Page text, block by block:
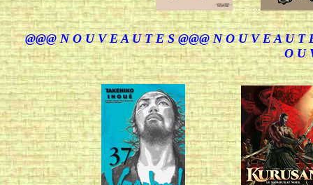
..........
@@@ N O U V E A U T E S @@@ N O U V E A U
O U
.................... ....................